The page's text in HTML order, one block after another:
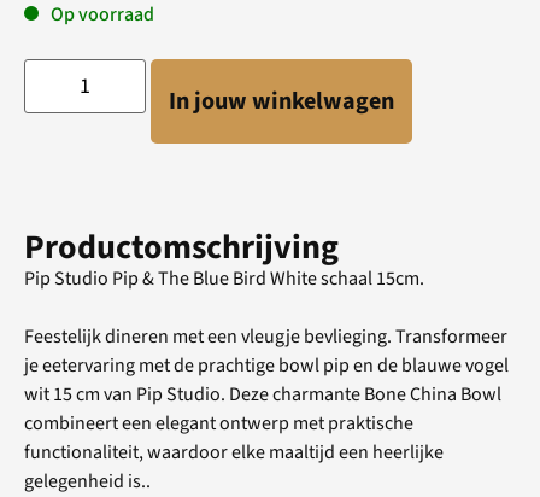
Op voorraad
In jouw winkelwagen
Productomschrijving
Pip Studio Pip & The Blue Bird White schaal 15cm.
Feestelijk dineren met een vleugje bevlieging. Transformeer
je eetervaring met de prachtige bowl pip en de blauwe vogel
wit 15 cm van Pip Studio. Deze charmante Bone China Bowl
combineert een elegant ontwerp met praktische
functionaliteit, waardoor elke maaltijd een heerlijke
gelegenheid is..